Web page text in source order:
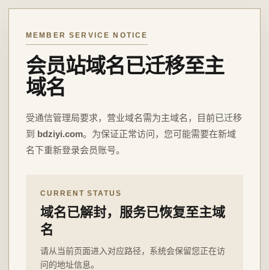
MEMBER SERVICE NOTICE
会员站域名已迁移至主
域名
受通信管理局要求，营业域名需为主域名，目前已迁移
到 bdziyi.com。为保证正常访问，您可能需要在新域
名下重新登录会员账号。
CURRENT STATUS
域名已解封，服务已恢复至主域
名
请从当前页面进入对应路径，系统会保留您正在访
问的地址信息。